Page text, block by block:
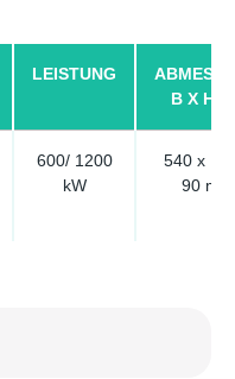
LEISTUNG
B X H X
600/ 1200
kW
540 x
90 mm